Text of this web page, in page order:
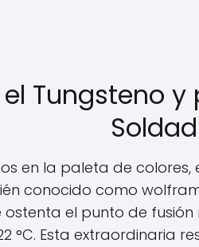
el Tungsteno
en la paleta de
conocido como
el punto de
°C. Esta extraordinaria